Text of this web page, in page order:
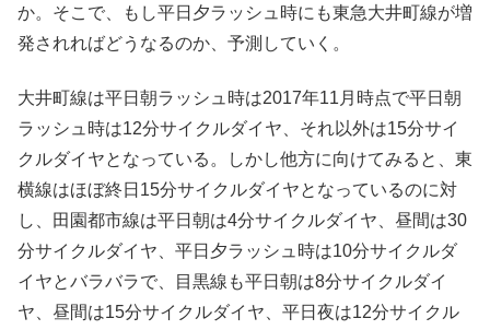
か。そこで、もし平日夕ラッシュ時にも東急大井町線が増
発されればどうなるのか、予測していく。
大井町線は平日朝ラッシュ時は2017年11月時点で平日朝
ラッシュ時は12分サイクルダイヤ、それ以外は15分サイ
クルダイヤとなっている。しかし他方に向けてみると、東
横線はほぼ終日15分サイクルダイヤとなっているのに対
し、田園都市線は平日朝は4分サイクルダイヤ、昼間は30
分サイクルダイヤ、平日夕ラッシュ時は10分サイクルダ
イヤとバラバラで、目黒線も平日朝は8分サイクルダイ
ヤ、昼間は15分サイクルダイヤ、平日夜は12分サイクル